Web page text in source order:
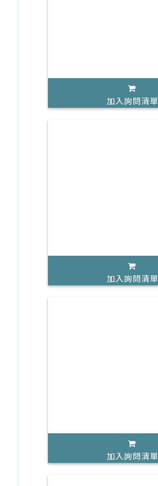
加入詢問清單
加入詢問清單
加入詢問清單